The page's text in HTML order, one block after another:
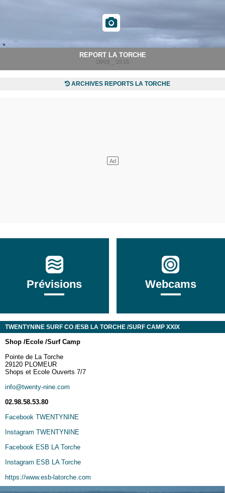
REPORT LA TORCHE
18/03 _ 10:15
ARCHIVES REPORTS LA TORCHE
Prévisions Webcams
TWENTYNINE SURF CO /ESB LA TORCHE /SURF CAMP XXIX
Shop /Ecole /Surf Camp
Pointe de La Torche
29120 PLOMEUR
Shops et Ecole Ouverts 7/7
info@twenty-nine.com
02.98.58.53.80
Facebook TWENTYNINE
Instagram TWENTYNINE
Facebook ESB LA Torche
Instagram ESB LA Torche
https://www.esb-latorche.com